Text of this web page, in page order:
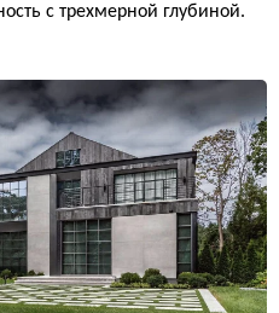
с трехмерной глубиной.